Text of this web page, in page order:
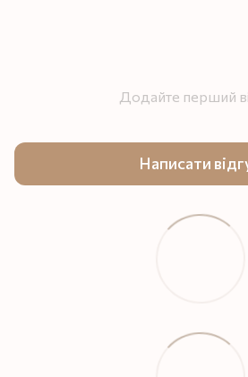
Додайте перший
Написати